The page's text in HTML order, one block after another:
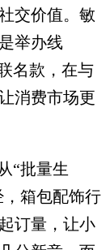
交价值。敏
举办线
名款，在与
消费市场更
“批量生
，箱包配饰行
订量，让小